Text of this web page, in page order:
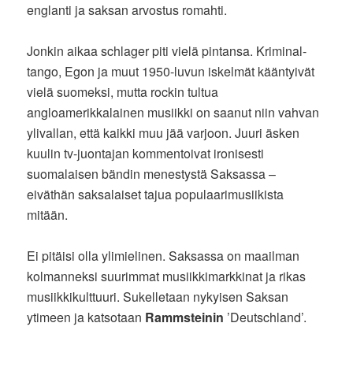
englanti ja saksan arvostus romahti.
Jonkin aikaa schlager piti vielä pintansa. Kriminal-
tango, Egon ja muut 1950-luvun iskelmät kääntyivät
vielä suomeksi, mutta rockin tultua
angloamerikkalainen musiikki on saanut niin vahvan
ylivallan, että kaikki muu jää varjoon. Juuri äsken
kuulin tv-juontajan kommentoivat ironisesti
suomalaisen bändin menestystä Saksassa –
eiväthän saksalaiset tajua populaarimusiikista
mitään.
Ei pitäisi olla ylimielinen. Saksassa on maailman
kolmanneksi suurimmat musiikkimarkkinat ja rikas
musiikkikulttuuri. Sukelletaan nykyisen Saksan
ytimeen ja katsotaan Rammsteinin ’Deutschland’.